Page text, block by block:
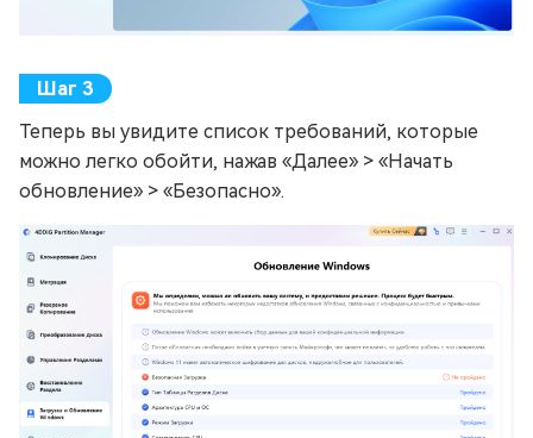
Теперь вы увидите список требований, которые
можно легко обойти, нажав «Далее» > «Начать
обновление» > «Безопасно».